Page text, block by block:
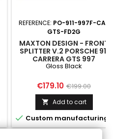
REFERENCE: PO-911-997F-CA-
GTS-FD2G
MAXTON DESIGN - FRONT
SPLITTER V.2 PORSCHE 911
CARRERA GTS 997
FACELIFT GLOSS BLACK
Gloss Black
Price
€179.10 Regular
price
€199.00
 Add to cart
 Custom manufacturing